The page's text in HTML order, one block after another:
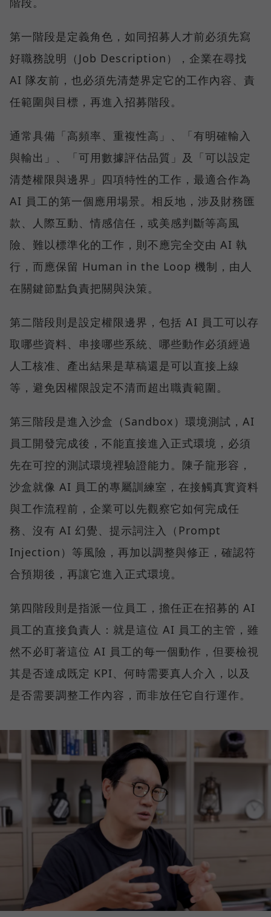
第一階段是定義角色，如同招募人才前必須先寫
好職務說明（Job Description），企業在尋找
AI 隊友前，也必須先清楚界定它的工作內容、責
任範圍與目標，再進入招募階段。
通常具備「高頻率、重複性高」、「有明確輸入
與輸出」、「可用數據評估品質」及「可以設定
清楚權限與邊界」四項特性的工作，最適合作為
AI 員工的第一個應用場景。相反地，涉及財務匯
款、人際互動、情感信任，或美感判斷等高風
險、難以標準化的工作，則不應完全交由 AI 執
行，而應保留 Human in the Loop 機制，由人
在關鍵節點負責把關與決策。
第二階段則是設定權限邊界，包括 AI 員工可以存
取哪些資料、串接哪些系統、哪些動作必須經過
人工核准、產出結果是草稿還是可以直接上線
等，避免因權限設定不清而超出職責範圍。
第三階段是進入沙盒（Sandbox）環境測試，AI
員工開發完成後，不能直接進入正式環境，必須
先在可控的測試環境裡驗證能力。陳子龍形容，
沙盒就像 AI 員工的專屬訓練室，在接觸真實資料
與工作流程前，企業可以先觀察它如何完成任
務、沒有 AI 幻覺、提示詞注入（Prompt
Injection）等風險，再加以調整與修正，確認符
合預期後，再讓它進入正式環境。
第四階段則是指派一位員工，擔任正在招募的 AI
員工的直接負責人：就是這位 AI 員工的主管，雖
然不必盯著這位 AI 員工的每一個動作，但要檢視
其是否達成既定 KPI、何時需要真人介入，以及
是否需要調整工作內容，而非放任它自行運作。